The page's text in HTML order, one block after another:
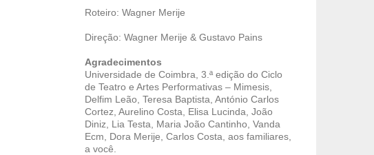
Roteiro: Wagner Merije
Direção: Wagner Merije & Gustavo Pains
Agradecimentos
Universidade de Coimbra, 3.ª edição do Ciclo
de Teatro e Artes Performativas – Mimesis,
Delfim Leão, Teresa Baptista, António Carlos
Cortez, Aurelino Costa, Elisa Lucinda, João
Diniz, Lia Testa, Maria João Cantinho, Vanda
Ecm, Dora Merije, Carlos Costa, aos familiares,
a você.